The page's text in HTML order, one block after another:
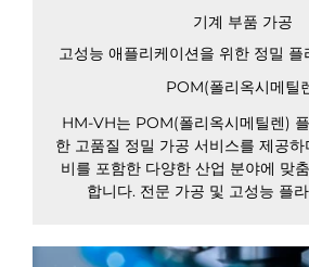
기계 부품 가공
고성능 애플리케이션을 위한 정밀
POM(폴리옥시메틸
HM-VH는 POM(폴리옥시메틸렌)
한 고품질 정밀 가공 서비스를 제공
비를 포함한 다양한 산업 분야에 맞
합니다. 전문 가공 및 고성능 플